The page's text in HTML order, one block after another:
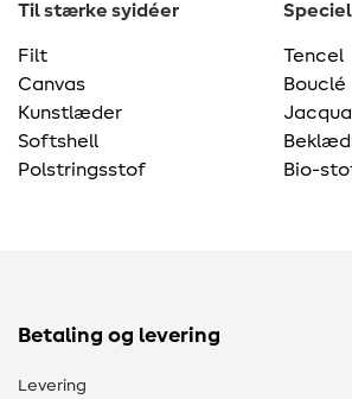
Til stærke syidéer
Filt
Canvas
Kunstlæder
Softshell
Polstringsstof
Tencel
Bouclé
Bio-
Betaling og levering
Levering